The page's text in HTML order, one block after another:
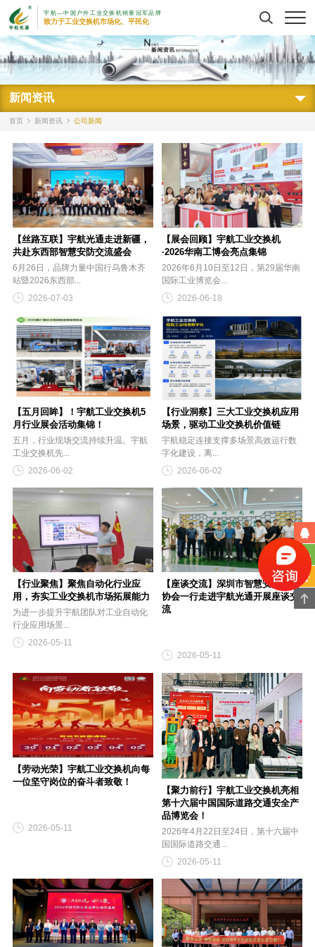
宇航—中国户外工业交换机销量冠军品牌
致力于工业交换机市场化、平民化
搜索
新闻资讯
首页 新闻资讯 公司新闻
【丝路互联】宇航光通走进新疆，
共赴东西部智慧安防交流盛会
6月26日，品牌力量中国行乌鲁木齐
站暨2026东西部...
2026-07-03
【展会回顾】宇航工业交换机
·2026华南工博会亮点集锦
2026年6月10日至12日，第29届华南
国际工业博览会...
2026-06-18
【五月回眸】！宇航工业交换机5
月行业展会活动集锦！
五月，行业现场交流持续升温。宇航
工业交换机先...
2026-06-02
【行业洞察】三大工业交换机应用
场景，驱动工业交换机价值链
宇航稳定连接支撑多场景高效运行数
字化建设，离...
2026-06-02
【行业聚焦】聚焦自动化行业应
用，夯实工业交换机市场拓展能力
为进一步提升宇航团队对工业自动化
行业应用场景...
2026-05-11
【座谈交流】深圳市智慧安防行业
协会一行走进宇航光通开展座谈交
流
2026-05-11
【劳动光荣】宇航工业交换机向每
一位坚守岗位的奋斗者致敬！
2026-05-11
【聚力前行】宇航工业交换机亮相
第十六届中国国际道路交通安全产
品博览会！
2026年4月22日至24日，第十六届中
国国际道路交通...
2026-05-11